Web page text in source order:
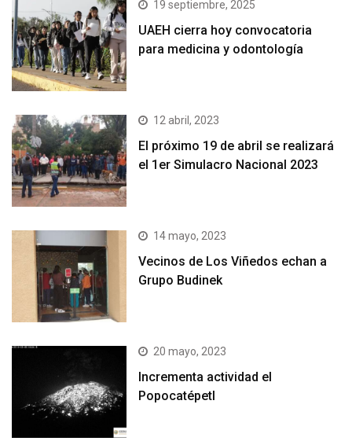
19 septiembre, 2025
UAEH cierra hoy convocatoria
para medicina y odontología
12 abril, 2023
El próximo 19 de abril se realizará
el 1er Simulacro Nacional 2023
14 mayo, 2023
Vecinos de Los Viñedos echan a
Grupo Budinek
20 mayo, 2023
Incrementa actividad el
Popocatépetl